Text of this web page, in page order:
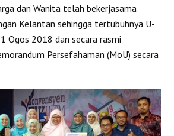
dan Wanita telah bekerjasama
Kelantan sehingga tertubuhnya U-
Ogos 2018 dan secara rasmi
Persefahaman (MoU) secara